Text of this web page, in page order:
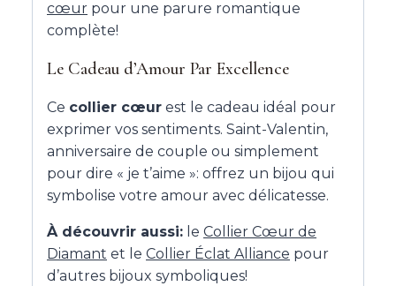
cœur pour une parure romantique
complète!
Le Cadeau d’Amour Par Excellence
Ce collier cœur est le cadeau idéal pour
exprimer vos sentiments. Saint-Valentin,
anniversaire de couple ou simplement
pour dire « je t’aime »: offrez un bijou qui
symbolise votre amour avec délicatesse.
À découvrir aussi: le Collier Cœur de
Diamant et le Collier Éclat Alliance pour
d’autres bijoux symboliques!